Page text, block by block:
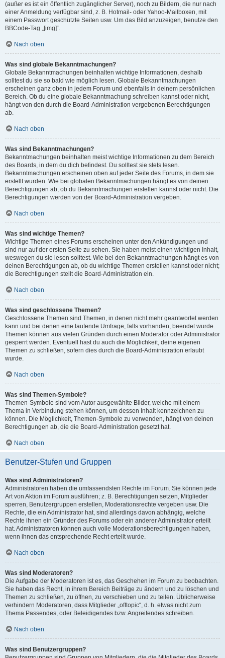
(außer es ist ein öffentlich zugänglicher Server), noch zu Bildern, die nur nach
einer Anmeldung verfügbar sind, z. B. Hotmail- oder Yahoo-Mailboxen, mit
einem Passwort geschützte Seiten usw. Um das Bild anzuzeigen, benutze den
BBCode-Tag „[img]“.
Nach oben
Was sind globale Bekanntmachungen?
Globale Bekanntmachungen beinhalten wichtige Informationen, deshalb
solltest du sie so bald wie möglich lesen. Globale Bekanntmachungen
erscheinen ganz oben in jedem Forum und ebenfalls in deinem persönlichen
Bereich. Ob du eine globale Bekanntmachung schreiben kannst oder nicht,
hängt von den durch die Board-Administration vergebenen Berechtigungen
ab.
Nach oben
Was sind Bekanntmachungen?
Bekanntmachungen beinhalten meist wichtige Informationen zu dem Bereich
des Boards, in dem du dich befindest. Du solltest sie stets lesen.
Bekanntmachungen erscheinen oben auf jeder Seite des Forums, in dem sie
erstellt wurden. Wie bei globalen Bekanntmachungen hängt es von deinen
Berechtigungen ab, ob du Bekanntmachungen erstellen kannst oder nicht. Die
Berechtigungen werden von der Board-Administration vergeben.
Nach oben
Was sind wichtige Themen?
Wichtige Themen eines Forums erscheinen unter den Ankündigungen und
sind nur auf der ersten Seite zu sehen. Sie haben meist einen wichtigen Inhalt,
weswegen du sie lesen solltest. Wie bei den Bekanntmachungen hängt es von
deinen Berechtigungen ab, ob du wichtige Themen erstellen kannst oder nicht;
die Berechtigungen stellt die Board-Administration ein.
Nach oben
Was sind geschlossene Themen?
Geschlossene Themen sind Themen, in denen nicht mehr geantwortet werden
kann und bei denen eine laufende Umfrage, falls vorhanden, beendet wurde.
Themen können aus vielen Gründen durch einen Moderator oder Administrator
gesperrt werden. Eventuell hast du auch die Möglichkeit, deine eigenen
Themen zu schließen, sofern dies durch die Board-Administration erlaubt
wurde.
Nach oben
Was sind Themen-Symbole?
Themen-Symbole sind vom Autor ausgewählte Bilder, welche mit einem
Thema in Verbindung stehen können, um dessen Inhalt kennzeichnen zu
können. Die Möglichkeit, Themen-Symbole zu verwenden, hängt von deinen
Berechtigungen ab, die die Board-Administration gesetzt hat.
Nach oben
Benutzer-Stufen und Gruppen
Was sind Administratoren?
Administratoren haben die umfassendsten Rechte im Forum. Sie können jede
Art von Aktion im Forum ausführen; z. B. Berechtigungen setzen, Mitglieder
sperren, Benutzergruppen erstellen, Moderationsrechte vergeben usw. Die
Rechte, die ein Administrator hat, sind allerdings davon abhängig, welche
Rechte ihnen ein Gründer des Forums oder ein anderer Administrator erteilt
hat. Administratoren können auch volle Moderationsberechtigungen haben,
wenn ihnen das entsprechende Recht erteilt wurde.
Nach oben
Was sind Moderatoren?
Die Aufgabe der Moderatoren ist es, das Geschehen im Forum zu beobachten.
Sie haben das Recht, in ihrem Bereich Beiträge zu ändern und zu löschen und
Themen zu schließen, zu öffnen, zu verschieben und zu teilen. Üblicherweise
verhindern Moderatoren, dass Mitglieder „offtopic“, d. h. etwas nicht zum
Thema Passendes, oder Beleidigendes bzw. Angreifendes schreiben.
Nach oben
Was sind Benutzergruppen?